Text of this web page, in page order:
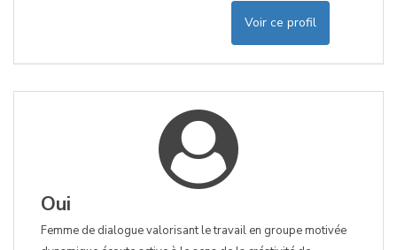
Voir ce profil
Oui
Femme de dialogue valorisant le travail en groupe motivée